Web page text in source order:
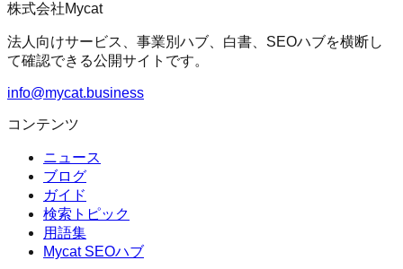
株式会社Mycat
法人向けサービス、事業別ハブ、白書、SEOハブを横断し
て確認できる公開サイトです。
info@mycat.business
コンテンツ
ニュース
ブログ
ガイド
検索トピック
用語集
Mycat SEOハブ